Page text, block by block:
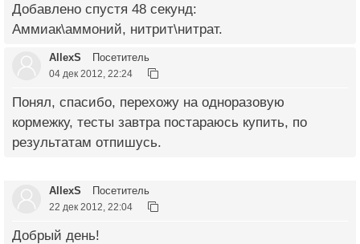
Добавлено спустя 48 секунд:
Аммиак\аммоний, нитрит\нитрат.
AllexS Посетитель
04 дек 2012, 22:24
Понял, спасибо, перехожу на одноразовую
кормежку, тесты завтра постараюсь купить, по
результатам отпишусь.
AllexS Посетитель
22 дек 2012, 22:04
Добрый день!